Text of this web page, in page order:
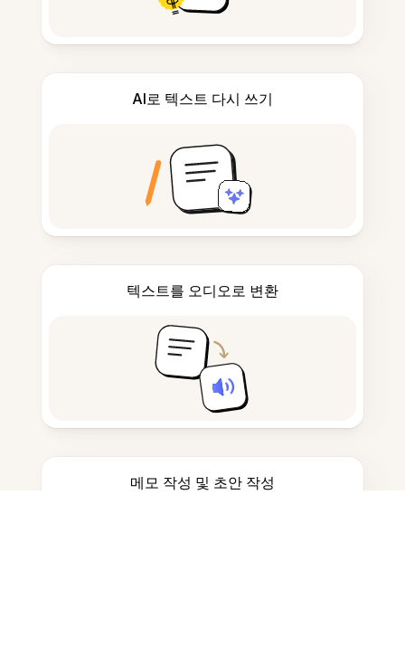
AI로 텍스트 다시 쓰기
텍스트를 오디오로 변환
메모 작성 및 초안 작성